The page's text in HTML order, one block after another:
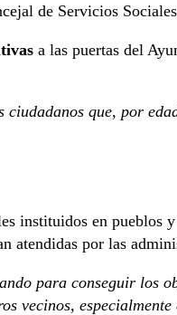
de Servicios
a las puertas del
que, por
instituidos en pueblos
atendidas por las
para conseguir los
vecinos,